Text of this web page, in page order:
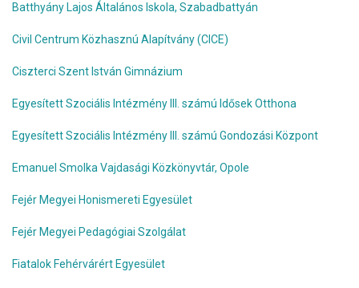
Batthyány Lajos Általános Iskola, Szabadbattyán
Civil Centrum Közhasznú Alapítvány (CICE)
Ciszterci Szent István Gimnázium
Egyesített Szociális Intézmény III. számú Idősek Otthona
Egyesített Szociális Intézmény III. számú Gondozási Központ
Emanuel Smolka Vajdasági Közkönyvtár, Opole
Fejér Megyei Honismereti Egyesület
Fejér Megyei Pedagógiai Szolgálat
Fiatalok Fehérvárért Egyesület